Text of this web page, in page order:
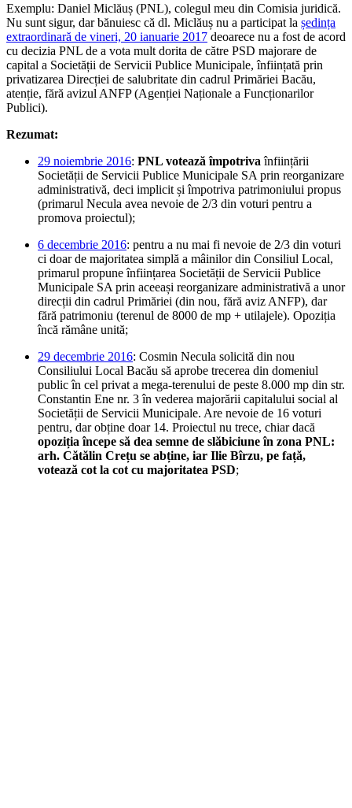
Exemplu: Daniel Miclăuș (PNL), colegul meu din Comisia juridică.
Nu sunt sigur, dar bănuiesc că dl. Miclăuș nu a participat la ședința
extraordinară de vineri, 20 ianuarie 2017 deoarece nu a fost de acord
cu decizia PNL de a vota mult dorita de către PSD majorare de
capital a Societății de Servicii Publice Municipale, înființată prin
privatizarea Direcției de salubritate din cadrul Primăriei Bacău,
atenție, fără avizul ANFP (Agenției Naționale a Funcționarilor
Publici).
Rezumat:
29 noiembrie 2016: PNL votează împotriva înființării
Societății de Servicii Publice Municipale SA prin reorganizare
administrativă, deci implicit și împotriva patrimoniului propus
(primarul Necula avea nevoie de 2/3 din voturi pentru a
promova proiectul);
6 decembrie 2016: pentru a nu mai fi nevoie de 2/3 din voturi
ci doar de majoritatea simplă a mâinilor din Consiliul Local,
primarul propune înființarea Societății de Servicii Publice
Municipale SA prin aceeași reorganizare administrativă a unor
direcții din cadrul Primăriei (din nou, fără aviz ANFP), dar
fără patrimoniu (terenul de 8000 de mp + utilajele). Opoziția
încă rămâne unită;
29 decembrie 2016: Cosmin Necula solicită din nou
Consiliului Local Bacău să aprobe trecerea din domeniul
public în cel privat a mega-terenului de peste 8.000 mp din str.
Constantin Ene nr. 3 în vederea majorării capitalului social al
Societății de Servicii Municipale. Are nevoie de 16 voturi
pentru, dar obține doar 14. Proiectul nu trece, chiar dacă
opoziția începe să dea semne de slăbiciune în zona PNL:
arh. Cătălin Crețu se abține, iar Ilie Bîrzu, pe față,
votează cot la cot cu majoritatea PSD;